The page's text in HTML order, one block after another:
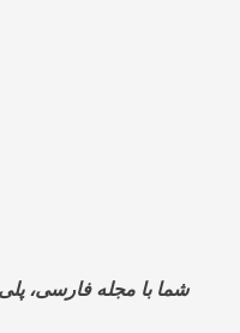
شما با مجله فارسی،